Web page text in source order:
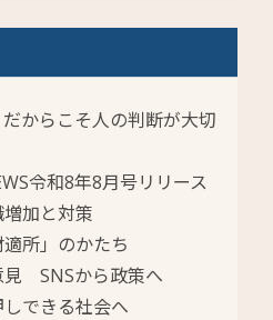
からこそ人の判断が大切
令和8年8月号リリース
加と対策
所」のかたち
見 SNSから政策へ
しできる社会へ